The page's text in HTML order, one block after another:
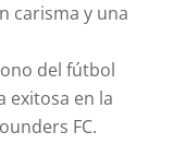
carisma y una
del fútbol
exitosa en la
FC.